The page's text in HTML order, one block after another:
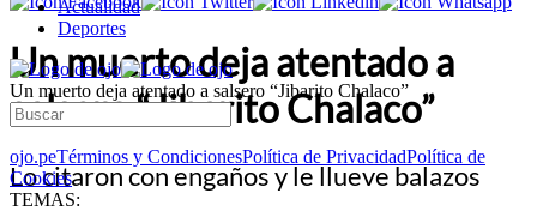
Actualidad
Deportes
Un muerto deja atentado a salsero “Jibarito Chalaco”
ojo.peTérminos y CondicionesPolítica de PrivacidadPolítica de
Cookies
TEMAS:
Un muerto deja atentado a
salsero “Jibarito Chalaco”
Lo citaron con engaños y le llueve balazos